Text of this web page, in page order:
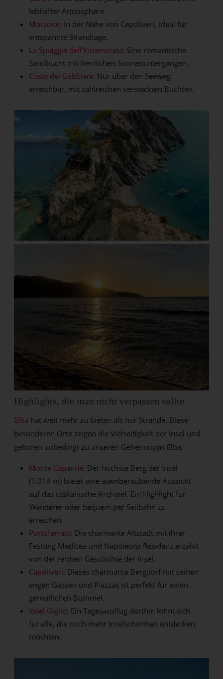
lebhafter Atmosphäre.
Morcone: In der Nähe von Capoliveri, ideal für
entspannte Strandtage.
La Spiaggia dell’Innamorata: Eine romantische
Sandbucht mit herrlichen Sonnenuntergängen.
Costa dei Gabbiani: Nur über den Seeweg
erreichbar, mit zahlreichen versteckten Buchten.
Highlights, die man nicht verpassen sollte
Elba hat weit mehr zu bieten als nur Strände. Diese
besonderen Orte zeigen die Vielseitigkeit der Insel und
gehören unbedingt zu unseren Geheimtipps Elba:
Monte Capanne: Der höchste Berg der Insel
(1.019 m) bietet eine atemberaubende Aussicht
auf das toskanische Archipel. Ein Highlight für
Wanderer oder bequem per Seilbahn zu
erreichen.
Portoferraio: Die charmante Altstadt mit ihrer
Festung Medicea und Napoleons Residenz erzählt
von der reichen Geschichte der Insel.
Capoliveri: Dieses charmante Bergdorf mit seinen
engen Gassen und Piazzas ist perfekt für einen
gemütlichen Bummel.
Insel Giglio: Ein Tagesausflug dorthin lohnt sich
für alle, die noch mehr Inselschönheit entdecken
möchten.